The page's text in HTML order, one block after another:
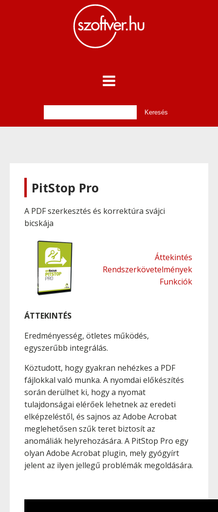
PitStop Pro
A PDF szerkesztés és korrektúra svájci
bicskája
Áttekintés
Rendszerkövetelmények
Funkciók
ÁTTEKINTÉS
Eredményesség, ötletes működés,
egyszerűbb integrálás.
Köztudott, hogy gyakran nehézkes a PDF
fájlokkal való munka. A nyomdai előkészítés
során derülhet ki, hogy a nyomat
tulajdonságai elérőek lehetnek az eredeti
elképzeléstől, és sajnos az Adobe Acrobat
meglehetősen szűk teret biztosít az
anomáliák helyrehozására. A PitStop Pro egy
olyan Adobe Acrobat plugin, mely gyógyírt
jelent az ilyen jellegű problémák megoldására.